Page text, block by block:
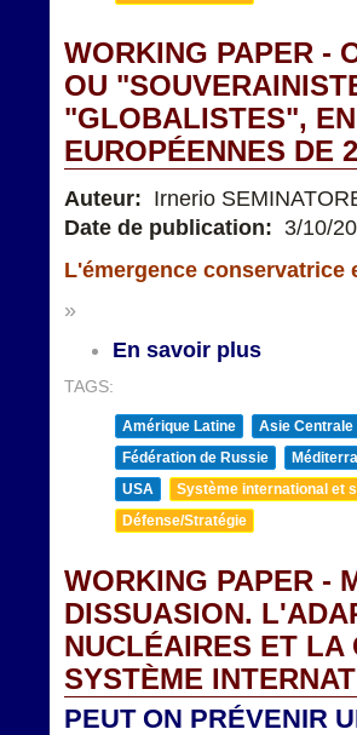
WORKING PAPER -
OU
"GLOBALISTES",
EUROPÉENNES DE
Auteur: Irnerio
Date de publication: 3/10/
L'émergence conservatrice
»
En savoir plus
TAGS:
Amérique Latine
Asie Centrale
Fédération de Russie
USA
Système international et
Défense/Stratégie
WORKING PAPER -
DISSUASION.
NUCLÉAIRES ET LA
SYSTÈME
PEUT ON PRÉVENIR